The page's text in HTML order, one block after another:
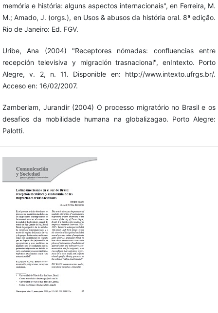
memória e história: alguns aspectos internacionais", en Ferreira, M.
M.; Amado, J. (orgs.), en Usos & abusos da história oral. 8ª edição.
Rio de Janeiro: Ed. FGV.
Uribe, Ana (2004) "Receptores nómadas: confluencias entre
recepción televisiva y migración trasnacional", enIntexto. Porto
Alegre, v. 2, n. 11. Disponible en: http://www.intexto.ufrgs.br/.
Acceso en: 16/02/2007.
Zamberlam, Jurandir (2004) O processo migratório no Brasil e os
desafios da mobilidade humana na globalizagao. Porto Alegre:
Palotti.